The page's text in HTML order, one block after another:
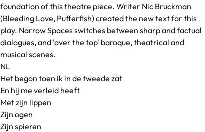
foundation of this theatre piece. Writer Nic Bruckman
(Bleeding Love, Pufferfish) created the new text for this
play. Narrow Spaces switches between sharp and factual
dialogues, and 'over the top' baroque, theatrical and
musical scenes.
NL
Het begon toen ik in de tweede zat
En hij me verleid heeft
Met zijn lippen
Zijn ogen
Zijn spieren